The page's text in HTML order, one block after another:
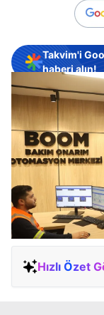
Takvim'i
haberi alın!
Hızlı Özet